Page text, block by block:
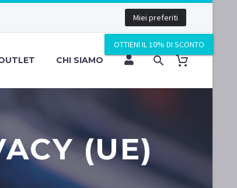
OTTIENI IL 10% DI SCONTO
Miei preferiti
CHI SIAMO
(UE)